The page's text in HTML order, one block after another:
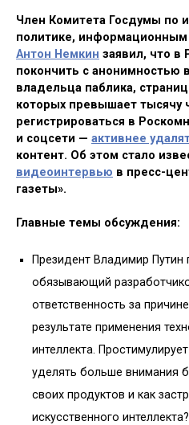
Член Комитета Госдумы по
политике, информационным
Антон Немкин заявил, что в
покончить с анонимностью
владельца паблика,
которых превышает тысячу
регистрироваться в
и соцсети — активнее
контент. Об этом стало
видеоинтервью в пресс-
газеты».
Главные темы обсуждения:
Президент Владимир Путин
обязывающий
ответственность за
результате применения
интеллекта.
уделять больше внимания
своих продуктов и как
искусственного интеллекта?